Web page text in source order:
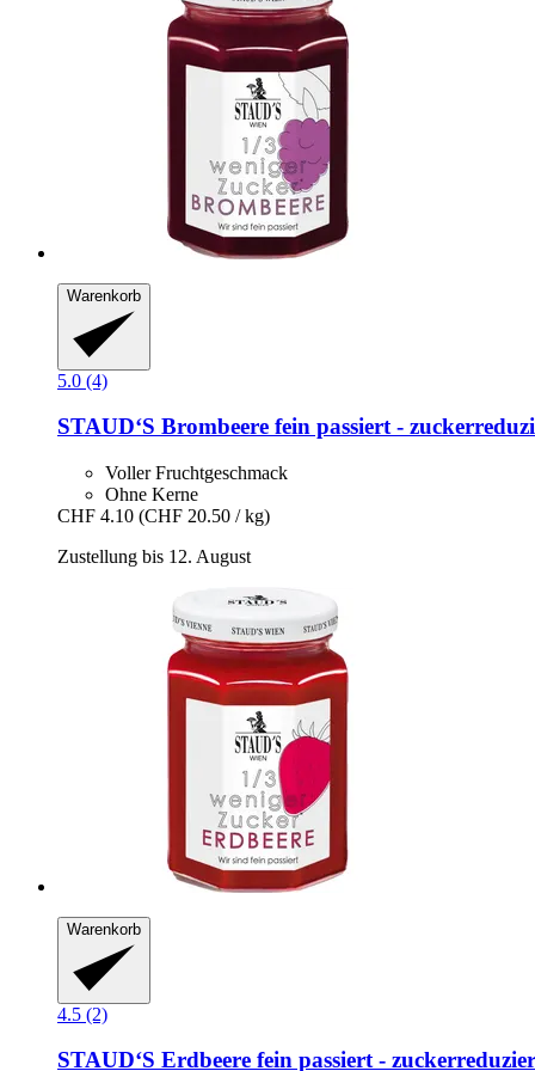
Warenkorb
5.0 (4)
STAUD‘S Brombeere fein passiert -​
Voller Fruchtgeschmack
Ohne Kerne
CHF 4.10 (CHF 20.50 / kg)
Zustellung bis 12. August
Warenkorb
4.5 (2)
STAUD‘S Erdbeere fein passiert -​